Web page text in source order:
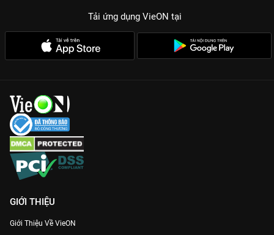
Tải ứng dụng VieON tại
GIỚI THIỆU
Giới Thiệu Về VieON